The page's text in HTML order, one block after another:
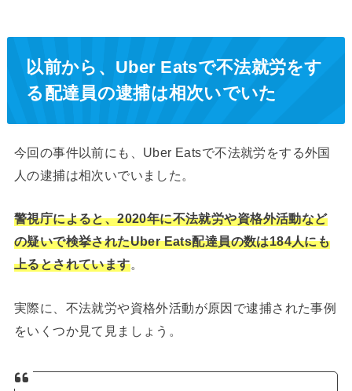
以前から、Uber Eatsで不法就労をす
る配達員の逮捕は相次いでいた
今回の事件以前にも、Uber Eatsで不法就労をする外国
人の逮捕は相次いでいました。
警視庁によると、2020年に不法就労や資格外活動など
の疑いで検挙されたUber Eats配達員の数は184人にも
上るとされています。
実際に、不法就労や資格外活動が原因で逮捕された事例
をいくつか見て見ましょう。